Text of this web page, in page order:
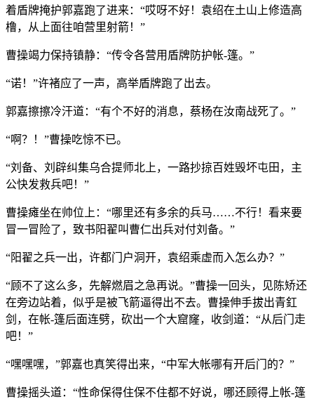
着盾牌掩护郭嘉跑了进来：“哎呀不好！袁绍在土山上修造高
橹，从上面往咱营里射箭！”
曹操竭力保持镇静：“传令各营用盾牌防护帐-篷。”
“诺！”许褚应了一声，高举盾牌跑了出去。
郭嘉擦擦冷汗道：“有个不好的消息，蔡杨在汝南战死了。”
“啊？！”曹操吃惊不已。
“刘备、刘辟纠集乌合提师北上，一路抄掠百姓毁坏屯田，主
公快发救兵吧！”
曹操瘫坐在帅位上：“哪里还有多余的兵马……不行！看来要
冒一冒险了，致书阳翟叫曹仁出兵对付刘备。”
“阳翟之兵一出，许都门户洞开，袁绍乘虚而入怎么办？”
“顾不了这么多，先解燃眉之急再说。”曹操一回头，见陈矫还
在旁边站着，似乎是被飞箭逼得出不去。曹操伸手拔出青釭
剑，在帐-篷后面连劈，砍出一个大窟窿，收剑道：“从后门走
吧！”
“嘿嘿嘿，”郭嘉也真笑得出来，“中军大帐哪有开后门的？”
曹操摇头道：“性命保得住保不住都不好说，哪还顾得上帐-篷